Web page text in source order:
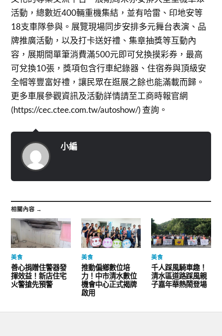
活動，總數近400輛重機集結，並有哈雷、印地安等
18支車隊參與。展覽現場同步安排多元舞台表演、品
牌推廣活動，以及打卡送好禮、集章抽獎等互動內
容，展期間單筆消費滿500元即可兌換摸彩券，最高
可兌換10張，獎項包含行車紀錄器、住宿券與頂級安
全帽等豐富好禮，讓民眾在逛展之餘也能滿載而歸。
更多車展參觀資訊及活動詳情請至工商時報官網
(https://cec.ctee.com.tw/autoshow/) 查詢。
小編
相關內容 →
美食
善心捐贈住警器發
揮效益！新店住宅
火警搶先預警
美食
推動偏鄉數位培
力！中市清水數位
機會中心正式揭牌
啟用
美食
千人踩風騎車趣！
清水區道路踩風親
子嘉年華熱鬧登場